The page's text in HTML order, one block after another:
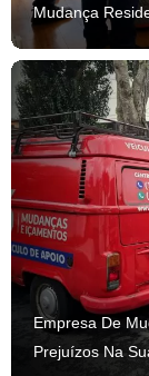
Mudança
Empresa De
Prejuízos Na